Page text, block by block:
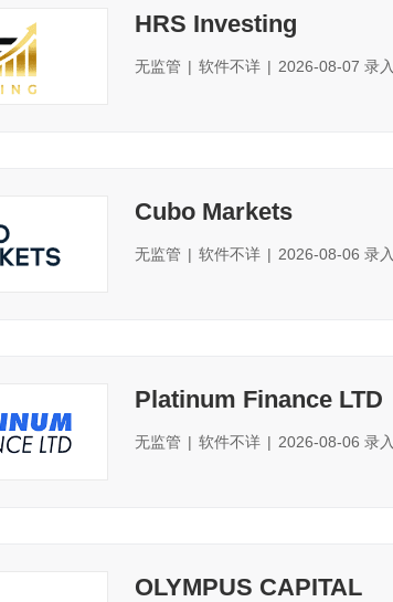
HRS Investing
无监管 | 软件不详 | 2026-08-07 录入
Cubo Markets
无监管 | 软件不详 | 2026-08-06 录入
Platinum Finance LTD
无监管 | 软件不详 | 2026-08-06 录入
OLYMPUS CAPITAL